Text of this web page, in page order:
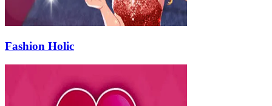
Fashion Holic